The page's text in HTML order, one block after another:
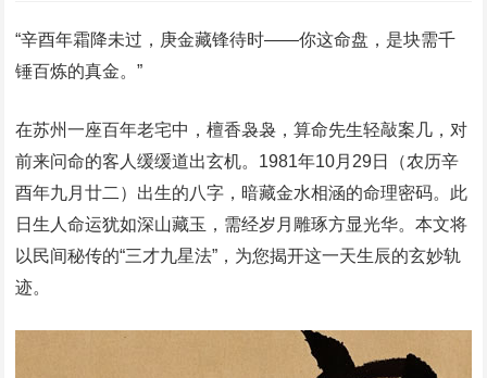
‌“辛酉年霜降未过，庚金藏锋待时——你这命盘，是块需千
锤百炼的真金。”‌
在苏州一座百年老宅中，檀香袅袅，算命先生轻敲案几，对
前来问命的客人缓缓道出玄机。1981年10月29日（农历辛
酉年九月廿二）出生的八字，暗藏金水相涵的命理密码。此
日生人命运犹如深山藏玉，需经岁月雕琢方显光华。本文将
以民间秘传的“三才九星法”，为您揭开这一天生辰的玄妙轨
迹。